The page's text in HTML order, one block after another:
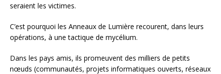
seraient les victimes.
C’est pourquoi les Anneaux de Lumière recourent, dans leurs
opérations, à une tactique de mycélium.
Dans les pays amis, ils promeuvent des milliers de petits
nœuds (communautés, projets informatiques ouverts, réseaux